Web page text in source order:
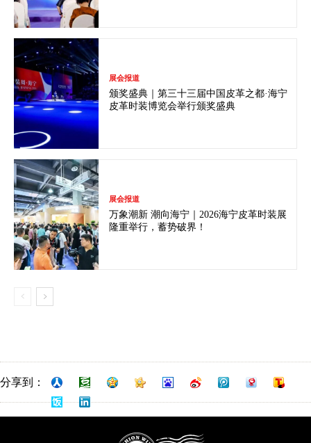
展会报道
颁奖盛典｜第三十三届中国皮革之都·海宁
皮革时装博览会举行颁奖盛典
展会报道
万象潮新 潮向海宁｜2026海宁皮革时装展
隆重举行，蓄势破界！
分享到：